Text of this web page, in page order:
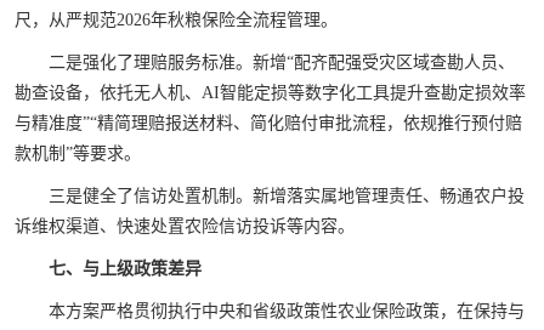
尺，从严规范2026年秋粮保险全流程管理。
二是强化了理赔服务标准。新增“配齐配强受灾区域查勘人员、
勘查设备，依托无人机、AI智能定损等数字化工具提升查勘定损效率
与精准度”“精简理赔报送材料、简化赔付审批流程，依规推行预付赔
款机制”等要求。
三是健全了信访处置机制。新增落实属地管理责任、畅通农户投
诉维权渠道、快速处置农险信访投诉等内容。
七、与上级政策差异
本方案严格贯彻执行中央和省级政策性农业保险政策，在保持与